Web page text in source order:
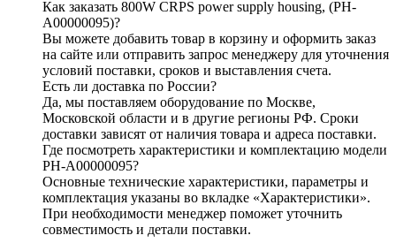
Как заказать 800W CRPS power supply housing, (PH-
A00000095)?
Вы можете добавить товар в корзину и оформить заказ
на сайте или отправить запрос менеджеру для уточнения
условий поставки, сроков и выставления счета.
Есть ли доставка по России?
Да, мы поставляем оборудование по Москве,
Московской области и в другие регионы РФ. Сроки
доставки зависят от наличия товара и адреса поставки.
Где посмотреть характеристики и комплектацию модели
PH-A00000095?
Основные технические характеристики, параметры и
комплектация указаны во вкладке «Характеристики».
При необходимости менеджер поможет уточнить
совместимость и детали поставки.